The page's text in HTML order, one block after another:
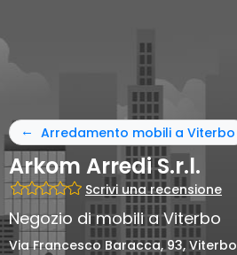
Arredamento mobili a Viterbo
Arkom Arredi S.r.l.
Scrivi una recensione
Negozio di mobili a Viterbo
Via Francesco Baracca, 93, Viterbo